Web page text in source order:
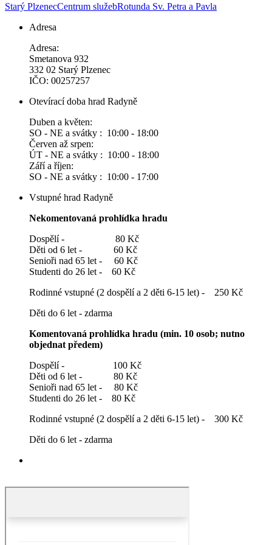
Starý PlzenecCentrum služebRotunda Sv. Petra a Pavla
Adresa
Adresa:
Smetanova 932
332 02 Starý Plzenec
IČO: 00257257
Otevírací doba hrad Radyně
Duben a květen:
SO - NE a svátky : 10:00 - 18:00
Červen až srpen:
ÚT - NE a svátky : 10:00 - 18:00
Září a říjen:
SO - NE a svátky : 10:00 - 17:00
Vstupné hrad Radyně
Nekomentovaná prohlídka hradu
Dospělí - 80 Kč
Děti od 6 let - 60 Kč
Senioři nad 65 let - 60 Kč
Studenti do 26 let - 60 Kč
Rodinné vstupné (2 dospělí a 2 děti 6-15 let) - 250 Kč
Děti do 6 let - zdarma
Komentovaná prohlídka hradu (min. 10 osob; nutno
objednat předem)
Dospělí - 100 Kč
Děti od 6 let - 80 Kč
Senioři nad 65 let - 80 Kč
Studenti do 26 let - 80 Kč
Rodinné vstupné (2 dospělí a 2 děti 6-15 let) - 300 Kč
Děti do 6 let - zdarma